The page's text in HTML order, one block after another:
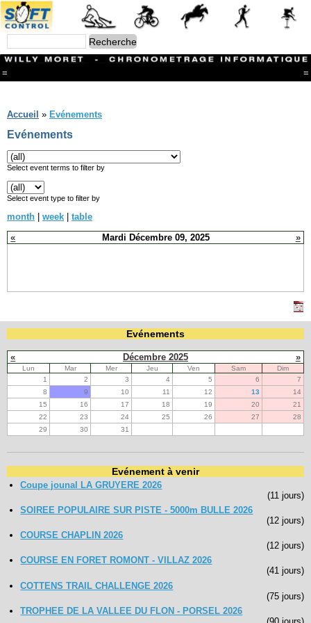
= =
Branches
CONTACT
Ski ALPIN
Triathlon
Ski Nordique
Courses à pieds
Athlétisme
Slalom In-Line
Caisse à savon
Archives
recherche
site map
messages récents
Ouverture de session
Nom d'utilisateur:
Mot de passe:
Créer un nouveau compte
Accueil » Evénements
Evénements
Select event terms to filter by
Select event type to filter by
month | week | table
«
Mardi Décembre 09, 2025 »
Evénements
« Décembre 2025 »
Lun Mar Mer Jeu Ven Sam
Dim
1
2 3 4 5 6
7
8
9 10 11 12 13
14
15
16 17 18 19 20
21
22
23 24 25 26 27
28
29
30 31
Evénement à venir
Coupe jounal LA GRUYERE 2026
(11 jours)
SOIREE POPULAIRE SUR PISTE - 5000m BULLE 2026
(12 jours)
COURSE CHAPLIN 2026
(12 jours)
COURSE EN FORET ROMONT - VILLAZ 2026
(41 jours)
COTTENS TRAIL CHALLENGE 2026
(75 jours)
TROPHEE DE LA VALLEE DU FLON - PORSEL 2026